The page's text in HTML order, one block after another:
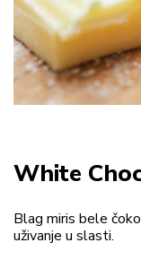
White
Blag miris bele
uživanje u slasti.